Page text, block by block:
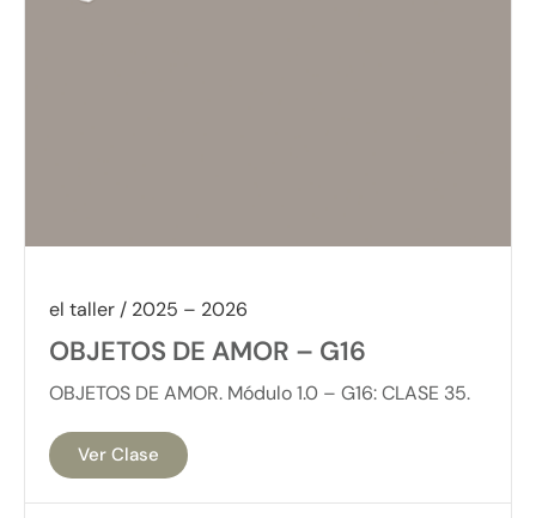
el taller / 2025 – 2026
OBJETOS DE AMOR – G16
OBJETOS DE AMOR. Módulo 1.0 – G16: CLASE 35.
Ver Clase